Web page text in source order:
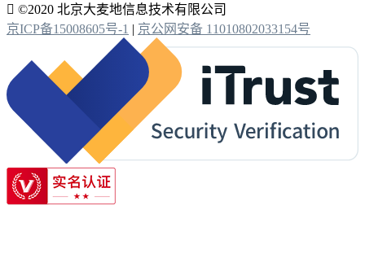
 ©2020 北京大麦地信息技术有限公司
京ICP备15008605号-1 | 京公网安备 11010802033154号